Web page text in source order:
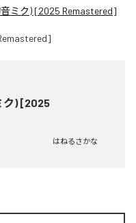
ミク) [2025 Remastered]
ク) [2025
はねるさかな